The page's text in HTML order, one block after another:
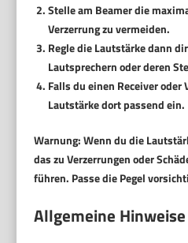
Stelle am Beamer die
Verzerrung zu vermeiden.
Regle die Lautstärke dann
Lautsprechern oder deren
Falls du einen Receiver
Lautstärke dort passend ein.
Warnung:Wenn du die
das zu Verzerrungen oder
führen. Passe die Pegel
Allgemeine Hinweise